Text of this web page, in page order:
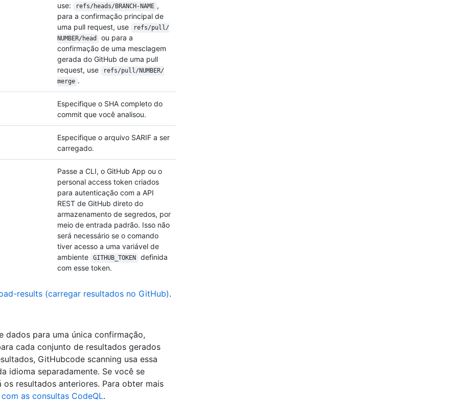
use:
refs/heads/BRANCH-NAME ,
para a confirmação principal de
uma pull request, use
refs/pull/
NUMBER/head
ou para a
confirmação de uma mesclagem
gerada do GitHub de uma pull
request, use
refs/pull/NUMBER/
merge .
Especifique o SHA completo do
commit que você analisou.
Especifique o arquivo SARIF a ser
carregado.
Passe a CLI, o GitHub App ou o
personal access token criados
para autenticação com a API
REST de GitHub direto do
armazenamento de segredos, por
meio de entrada padrão. Isso não
será necessário se o comando
tiver acesso a uma variável de
ambiente
GITHUB_TOKEN
definida
com esse token.
results (carregar resultados no GitHub).
dados para uma única confirmação,
cada conjunto de resultados gerados
GitHubcode scanning usa essa
idioma separadamente. Se você se
resultados anteriores. Para obter mais
as consultas CodeQL.